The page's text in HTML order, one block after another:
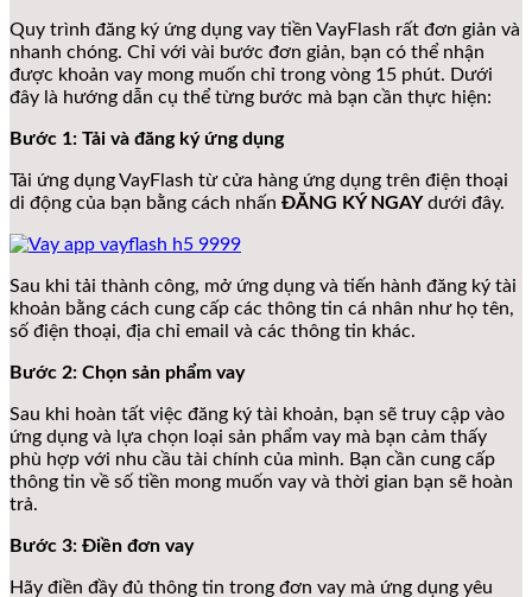
Quy trình đăng ký ứng dụng vay tiền VayFlash rất đơn giản và
nhanh chóng. Chỉ với vài bước đơn giản, bạn có thể nhận
được khoản vay mong muốn chỉ trong vòng 15 phút. Dưới
đây là hướng dẫn cụ thể từng bước mà bạn cần thực hiện:
Bước 1: Tải và đăng ký ứng dụng
Tải ứng dụng VayFlash từ cửa hàng ứng dụng trên điện thoại
di động của bạn bằng cách nhấn ĐĂNG KÝ NGAYdưới đây.
Sau khi tải thành công, mở ứng dụng và tiến hành đăng ký tài
khoản bằng cách cung cấp các thông tin cá nhân như họ tên,
số điện thoại, địa chỉ email và các thông tin khác.
Bước 2: Chọn sản phẩm vay
Sau khi hoàn tất việc đăng ký tài khoản, bạn sẽ truy cập vào
ứng dụng và lựa chọn loại sản phẩm vay mà bạn cảm thấy
phù hợp với nhu cầu tài chính của mình. Bạn cần cung cấp
thông tin về số tiền mong muốn vay và thời gian bạn sẽ hoàn
trả.
Bước 3: Điền đơn vay
Hãy điền đầy đủ thông tin trong đơn vay mà ứng dụng yêu